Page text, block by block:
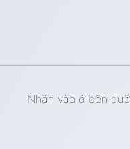
Nhấn vào ô bên